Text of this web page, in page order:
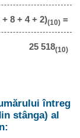
+ 8 + 4 + 2)(10)=
25 518(10)
întreg
stânga) al